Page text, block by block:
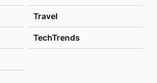
Travel
TechTrends